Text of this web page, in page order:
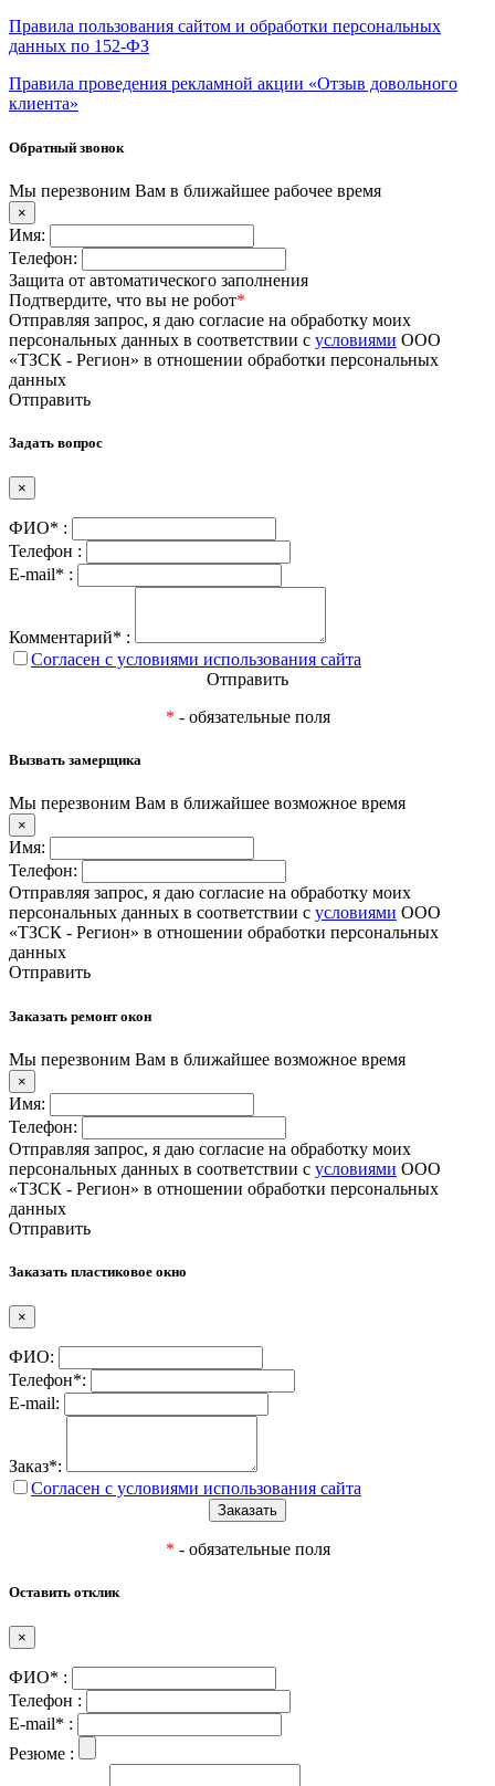
Правила пользования сайтом и обработки персональных
данных по 152-ФЗ
Правила проведения рекламной акции «Отзыв довольного
клиента»
Обратный звонок
Мы перезвоним Вам в ближайшее рабочее время
×
Имя:
Телефон:
Защита от автоматического заполнения
Подтвердите, что вы не робот*
Отправляя запрос, я даю согласие на обработку моих
персональных данных в соответствии с условиями ООО
«ТЗСК - Регион» в отношении обработки персональных
данных
Отправить
Задать вопрос
×
ФИО* :
Телефон :
E-mail* :
Комментарий* :
Согласен с условиями использования сайта
Отправить
* - обязательные поля
Вызвать замерщика
Мы перезвоним Вам в ближайшее возможное время
×
Имя:
Телефон:
Отправляя запрос, я даю согласие на обработку моих
персональных данных в соответствии с условиями ООО
«ТЗСК - Регион» в отношении обработки персональных
данных
Отправить
Заказать ремонт окон
Мы перезвоним Вам в ближайшее возможное время
×
Имя:
Телефон:
Отправляя запрос, я даю согласие на обработку моих
персональных данных в соответствии с условиями ООО
«ТЗСК - Регион» в отношении обработки персональных
данных
Отправить
Заказать пластиковое окно
×
ФИО:
Телефон*:
E-mail:
Заказ*:
Согласен с условиями использования сайта
* - обязательные поля
Оставить отклик
×
ФИО* :
Телефон :
E-mail* :
Резюме :